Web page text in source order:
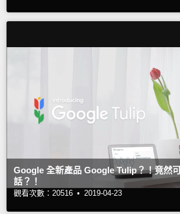
Google 全新產品 Google Tulip？！竟然
話？！
觀看次數：20516 • 2019-04-23